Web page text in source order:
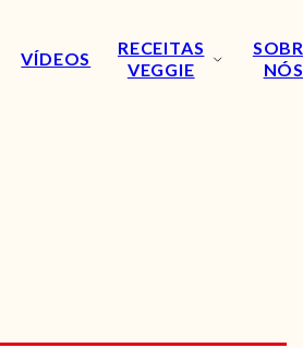
VÍDEOS
RECEITAS
VEGGIE
NÓS
RECEITAS VEGGIE